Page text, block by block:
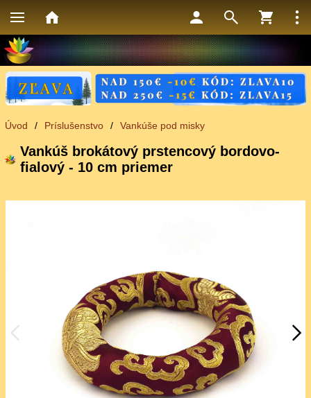
Úvod / Príslušenstvo / Vankúše pod misky
Vankúš brokátový prstencový bordovo-
fialový - 10 cm priemer